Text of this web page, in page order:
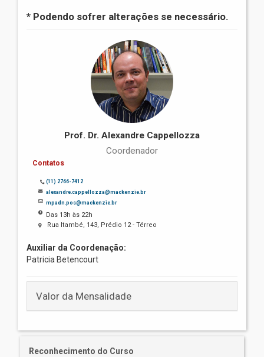
* Podendo sofrer alterações se necessário.
Prof. Dr. Alexandre Cappellozza
Coordenador
Contatos
(11) 2766-7412
alexandre.cappellozza@mackenzie.br
mpadn.pos@mackenzie.br
Das 13h às 22h
Rua Itambé, 143, Prédio 12 - Térreo
Auxiliar da Coordenação:
Patricia Betencourt
Valor da Mensalidade
Reconhecimento do Curso